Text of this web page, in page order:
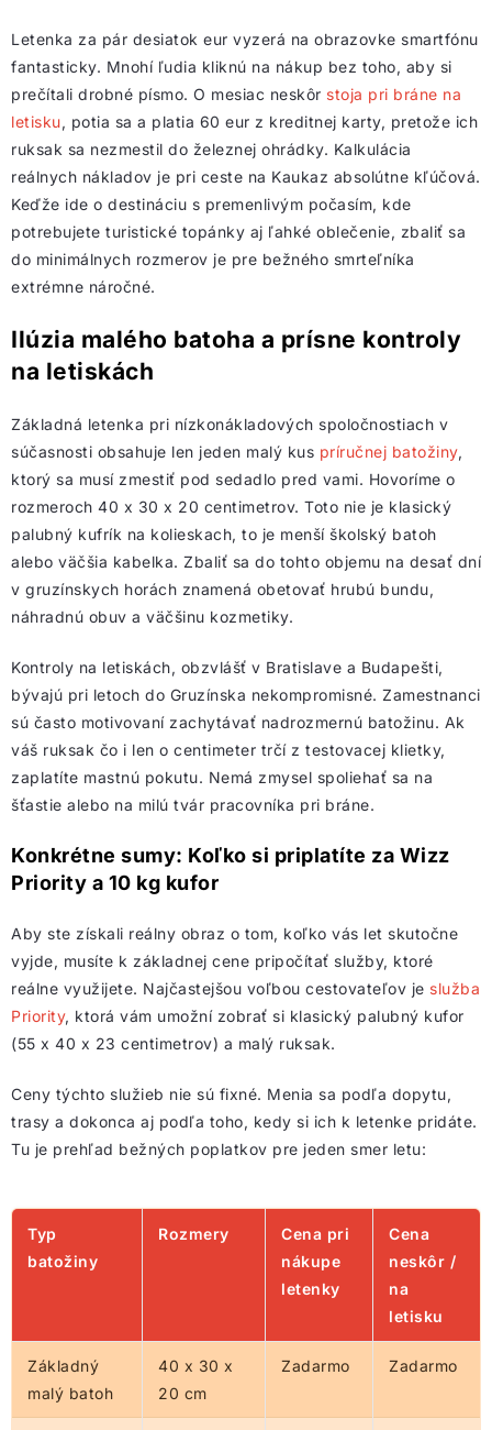
Letenka za pár desiatok eur vyzerá na obrazovke smartfónu
fantasticky. Mnohí ľudia kliknú na nákup bez toho, aby si
prečítali drobné písmo. O mesiac neskôr stoja pri bráne na
letisku, potia sa a platia 60 eur z kreditnej karty, pretože ich
ruksak sa nezmestil do železnej ohrádky. Kalkulácia
reálnych nákladov je pri ceste na Kaukaz absolútne kľúčová.
Keďže ide o destináciu s premenlivým počasím, kde
potrebujete turistické topánky aj ľahké oblečenie, zbaliť sa
do minimálnych rozmerov je pre bežného smrteľníka
extrémne náročné.
Ilúzia malého batoha a prísne kontroly
na letiskách
Základná letenka pri nízkonákladových spoločnostiach v
súčasnosti obsahuje len jeden malý kus príručnej batožiny,
ktorý sa musí zmestiť pod sedadlo pred vami. Hovoríme o
rozmeroch 40 x 30 x 20 centimetrov. Toto nie je klasický
palubný kufrík na kolieskach, to je menší školský batoh
alebo väčšia kabelka. Zbaliť sa do tohto objemu na desať dní
v gruzínskych horách znamená obetovať hrubú bundu,
náhradnú obuv a väčšinu kozmetiky.
Kontroly na letiskách, obzvlášť v Bratislave a Budapešti,
bývajú pri letoch do Gruzínska nekompromisné. Zamestnanci
sú často motivovaní zachytávať nadrozmernú batožinu. Ak
váš ruksak čo i len o centimeter trčí z testovacej klietky,
zaplatíte mastnú pokutu. Nemá zmysel spoliehať sa na
šťastie alebo na milú tvár pracovníka pri bráne.
Konkrétne sumy: Koľko si priplatíte za Wizz
Priority a 10 kg kufor
Aby ste získali reálny obraz o tom, koľko vás let skutočne
vyjde, musíte k základnej cene pripočítať služby, ktoré
reálne využijete. Najčastejšou voľbou cestovateľov je služba
Priority, ktorá vám umožní zobrať si klasický palubný kufor
(55 x 40 x 23 centimetrov) a malý ruksak.
Ceny týchto služieb nie sú fixné. Menia sa podľa dopytu,
trasy a dokonca aj podľa toho, kedy si ich k letenke pridáte.
Tu je prehľad bežných poplatkov pre jeden smer letu:
Typ
batožiny
Rozmery
Cena pri
nákupe
letenky
Cena
neskôr /
na
letisku
Základný
malý batoh
40 x 30 x
20 cm
Zadarmo Zadarmo